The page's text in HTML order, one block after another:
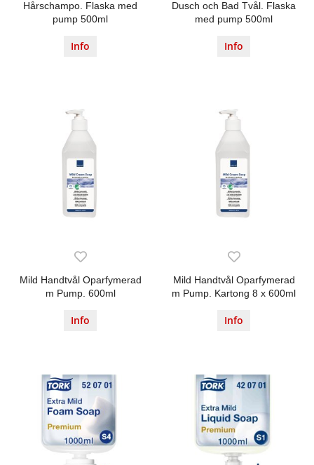
Hårschampo. Flaska med
pump 500ml
Info
Dusch och Bad Tvål. Flaska
med pump 500ml
Info
Mild Handtvål Oparfymerad
m Pump. 600ml
Info
Mild Handtvål Oparfymerad
m Pump. Kartong 8 x 600ml
Info